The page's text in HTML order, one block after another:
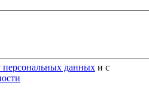
персональных данных и с